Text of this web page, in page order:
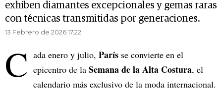
exhiben diamantes excepcionales y gemas raras
con técnicas transmitidas por generaciones.
13 Febrero de 2026 17.22
C ada enero y julio, París se convierte en el
epicentro de la Semana de la Alta Costura, el
calendario más exclusivo de la moda internacional.